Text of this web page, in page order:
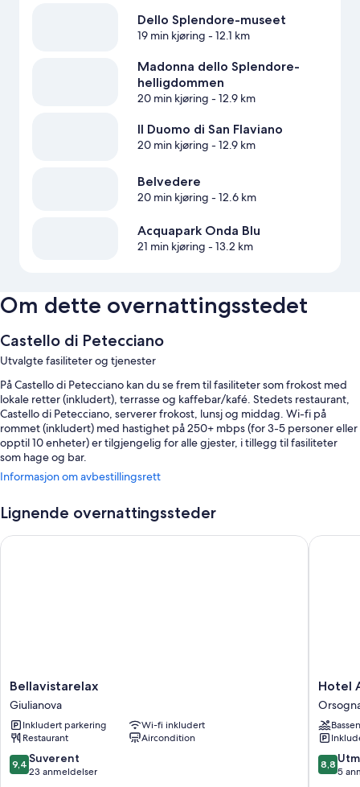
Dello Splendore-museet
19 min kjøring - 12.1 km
Madonna dello Splendore-
helligdommen
20 min kjøring - 12.9 km
Il Duomo di San Flaviano
20 min kjøring - 12.9 km
Belvedere
20 min kjøring - 12.6 km
Acquapark Onda Blu
21 min kjøring - 13.2 km
Om dette overnattingsstedet
Castello di Petecciano
Utvalgte fasiliteter og tjenester
På Castello di Petecciano kan du se frem til fasiliteter som frokost med
lokale retter (inkludert), terrasse og kaffebar/kafé. Stedets restaurant,
Castello di Petecciano, serverer frokost, lunsj og middag. Wi-fi på
rommet (inkludert) med hastighet på 250+ mbps (for 3-5 personer eller
opptil 10 enheter) er tilgjengelig for alle gjester, i tillegg til fasiliteter
som hage og bar.
Dette bed & breakfast-hotellet kan også friste med fordeler som
Selvbetjent parkering (inkludert)
Garderobeskap, balkong og mini-kjøleskap
Informasjon om avbestillingsrett
Lignende overnattingssteder
Bellavistarelax
Giulianova
Bellavistarelax
Giulianova
Inkludert parkering
Wi-fi inkludert
Restaurant
Aircondition
9.4
av
9,4 Suverent
23 anmeldelser
Bellavistarelax
Hotel
Altamira
Hotel
8.8
av
8,8
5
Hotel